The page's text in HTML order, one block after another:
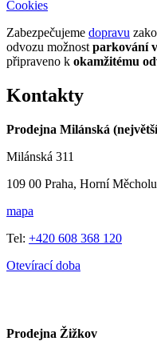
Cookies
Zabezpečujeme dopravu
odvozu možnost parkování
připraveno k okamžitému
Kontakty
Prodejna Milánská
Milánská 311
109 00 Praha, Horní
mapa
Tel: +420 608 368 120
Otevírací doba
Prodejna Žižkov